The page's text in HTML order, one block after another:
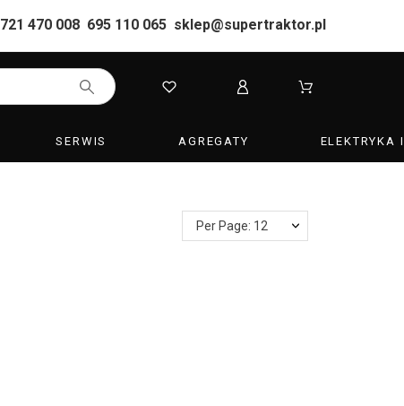
721 470 008 695 110 065 sklep@supertraktor.pl
SERWIS AGREGATY ELEKTRYKA
Per Page: 12